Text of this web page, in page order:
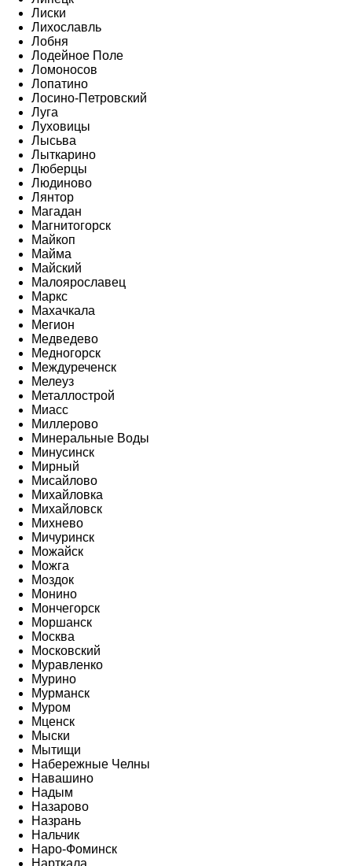
Лиски
Лихославль
Лобня
Лодейное Поле
Ломоносов
Лопатино
Лосино-Петровский
Луга
Луховицы
Лысьва
Лыткарино
Люберцы
Людиново
Лянтор
Магадан
Магнитогорск
Майкоп
Майма
Майский
Малоярославец
Маркс
Махачкала
Мегион
Медведево
Медногорск
Междуреченск
Мелеуз
Металлострой
Миасс
Миллерово
Минеральные Воды
Минусинск
Мирный
Мисайлово
Михайловка
Михайловск
Михнево
Мичуринск
Можайск
Можга
Моздок
Монино
Мончегорск
Моршанск
Москва
Московский
Муравленко
Мурино
Мурманск
Муром
Мценск
Мыски
Мытищи
Набережные Челны
Навашино
Надым
Назарово
Назрань
Нальчик
Наро-Фоминск
Нарткала